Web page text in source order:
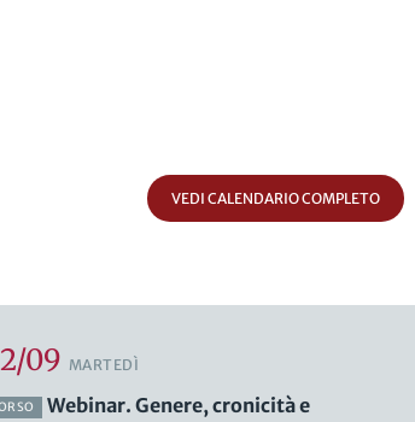
VEDI CALENDARIO COMPLETO
09 MARTEDÌ
Webinar. Genere, cronicità e